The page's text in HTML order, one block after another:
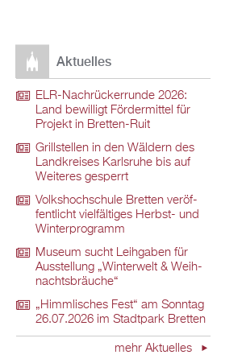
Ak­tu­el­les
ELR-Nach­rü­ck­er­run­de 2026:
Land be­wil­ligt För­der­mit­tel für
Pro­jekt in Brett­en-Ruit
Grill­stel­len in den Wäl­dern des
Land­krei­ses Karls­ru­he bis auf
Wei­te­res ge­sperrt
Volks­hoch­schu­le Brett­en ver­öf­
fent­licht viel­fäl­ti­ges Herbst- und
Win­ter­pro­gramm
Mu­se­um sucht Leih­ga­ben für
Aus­stel­lung „Win­ter­welt & Weih­
nachts­bräu­che“
„Himm­li­sches Fest“ am Sonn­tag
26.07.2026 im Stadt­park Brett­en
mehr Ak­tu­el­les